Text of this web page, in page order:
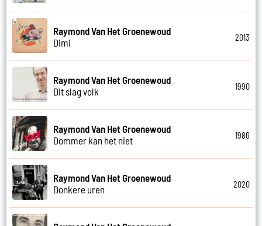
Raymond Van Het Groenewoud
Dimi
2013
Raymond Van Het Groenewoud
Dit slag volk
1990
Raymond Van Het Groenewoud
Dommer kan het niet
1986
Raymond Van Het Groenewoud
Donkere uren
2020